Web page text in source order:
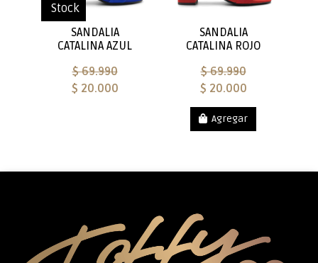
Stock
SANDALIA
CATALINA AZUL
$ 69.990
$ 20.000
SANDALIA
CATALINA ROJO
$ 69.990
$ 20.000
Agregar